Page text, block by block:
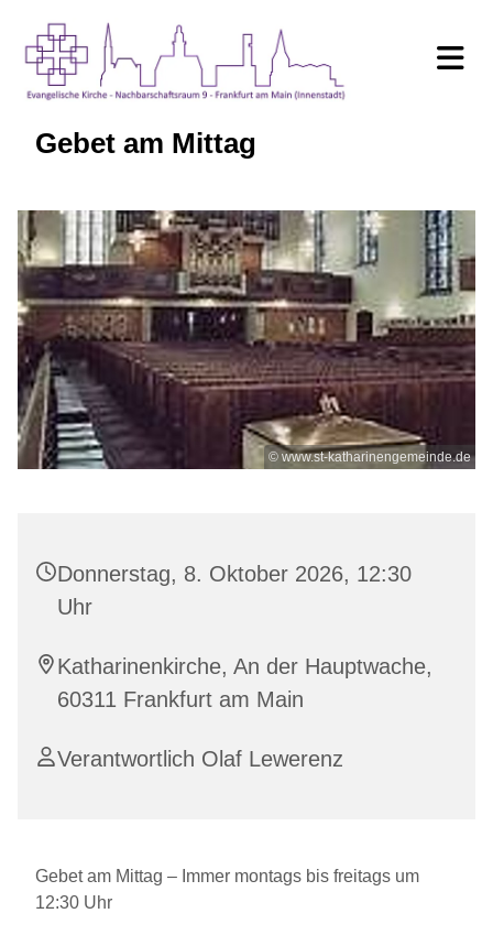
Gebet am Mittag
© www.st-katharinengemeinde.de
Donnerstag, 8. Oktober 2026, 12:30
Uhr
Katharinenkirche, An der Hauptwache,
60311 Frankfurt am Main
Verantwortlich Olaf Lewerenz
Gebet am Mittag – Immer montags bis freitags um
12:30 Uhr